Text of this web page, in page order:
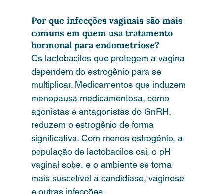
Por que infecções vaginais são mais
comuns em quem usa tratamento
hormonal para endometriose?
Os lactobacilos que protegem a vagina
dependem do estrogênio para se
multiplicar. Medicamentos que induzem
menopausa medicamentosa, como
agonistas e antagonistas do GnRH,
reduzem o estrogênio de forma
significativa. Com menos estrogênio, a
população de lactobacilos cai, o pH
vaginal sobe, e o ambiente se torna
mais suscetível a candidíase, vaginose
e outras infecções.